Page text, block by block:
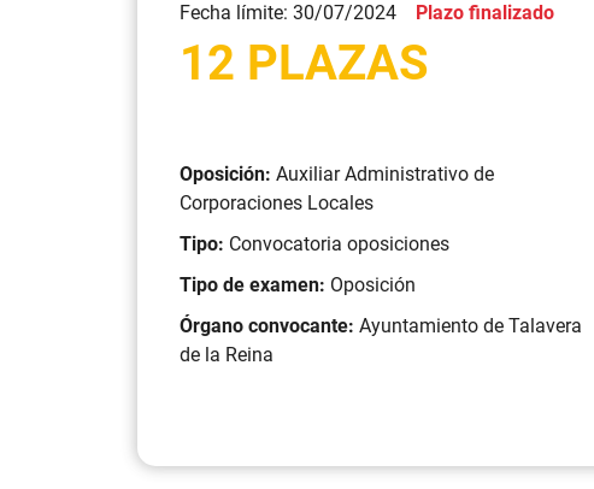
Fecha límite: 30/07/2024 Plazo finalizado
12 PLAZAS
Oposición: Auxiliar Administrativo de
Corporaciones Locales
Tipo: Convocatoria oposiciones
Tipo de examen: Oposición
Órgano convocante: Ayuntamiento de Talavera
de la Reina